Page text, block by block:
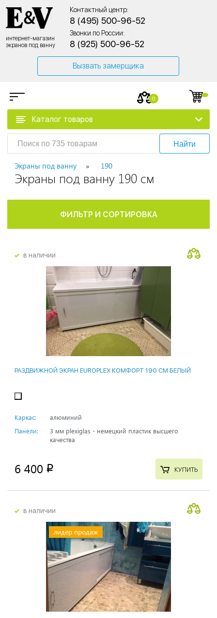
интернет-магазин
экранов под ванну
Контактный центр:
8 (495) 500-96-52
Звонки по России:
8 (925) 500-96-52
Вызвать замерщика
0
Каталог товаров
Найти
Экраны под ванну 190
Экраны под ванну 190 см
ФИЛЬТР И СОРТИРОВКА
в наличии
РАЗДВИЖНОЙ ЭКРАН EUROPLEX КОМФОРТ 190 СМ БЕЛЫЙ
Каркас:
алюминий
Панели:
3 мм plexiglas - немецкий пластик высшего
качества
6 400 p КУПИТЬ
в наличии
лидер продаж